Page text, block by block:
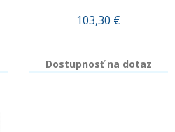
103,30 €
Dostupnosť na dotaz